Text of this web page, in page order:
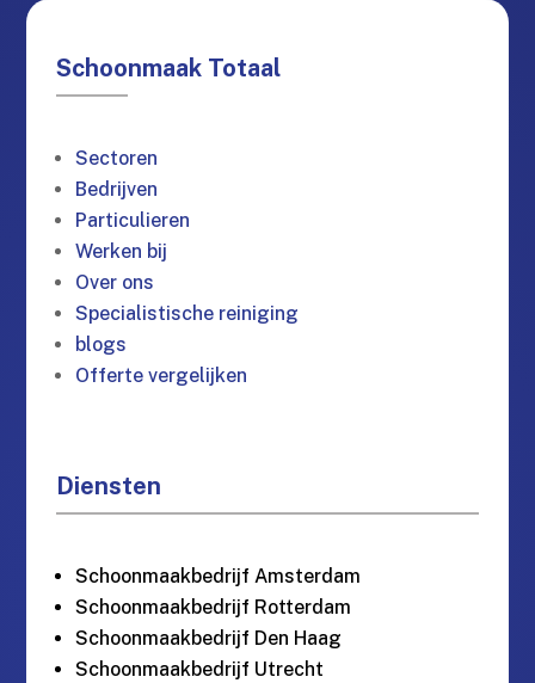
Schoonmaak Totaal
Sectoren
Bedrijven
Particulieren
Werken bij
Over ons
Specialistische reiniging
blogs
Offerte vergelijken
Diensten
Schoonmaakbedrijf Amsterdam
Schoonmaakbedrijf Rotterdam
Schoonmaakbedrijf Den Haag
Schoonmaakbedrijf Utrecht